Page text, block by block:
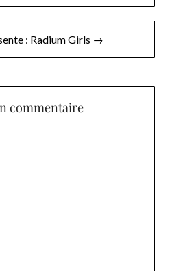
: Radium Girls →
commentaire